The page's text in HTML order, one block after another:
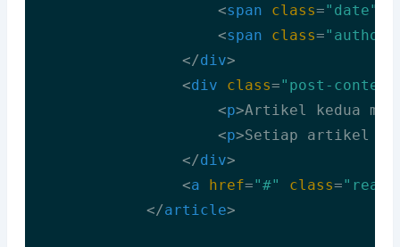
<span class="date"
<span class="author"
</div>
<div class="post-
<p>Artikel kedua
<p>Setiap artikel
</div>
<a href="#" class="read-
</article>